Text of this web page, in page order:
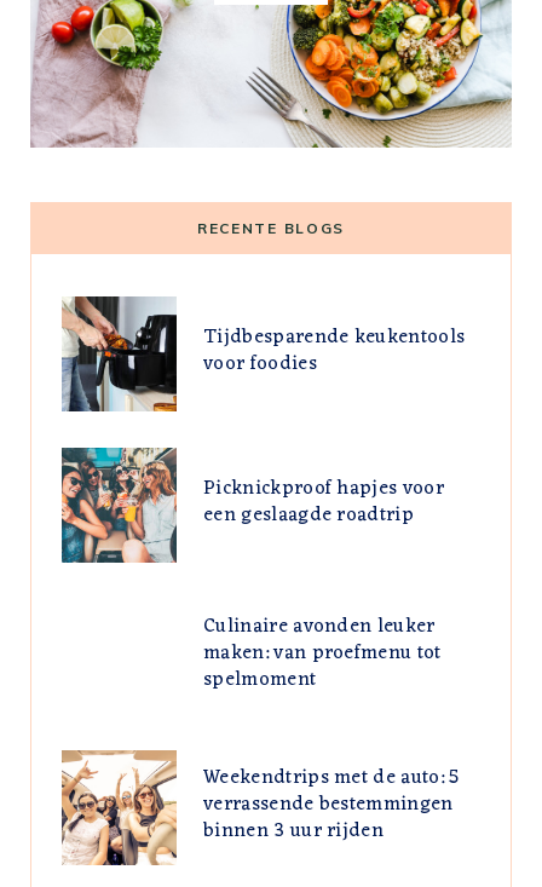
RECENTE BLOGS
Tijdbesparende keukentools
voor foodies
Picknickproof hapjes voor
een geslaagde roadtrip
Culinaire avonden leuker
maken: van proefmenu tot
spelmoment
Weekendtrips met de auto: 5
verrassende bestemmingen
binnen 3 uur rijden